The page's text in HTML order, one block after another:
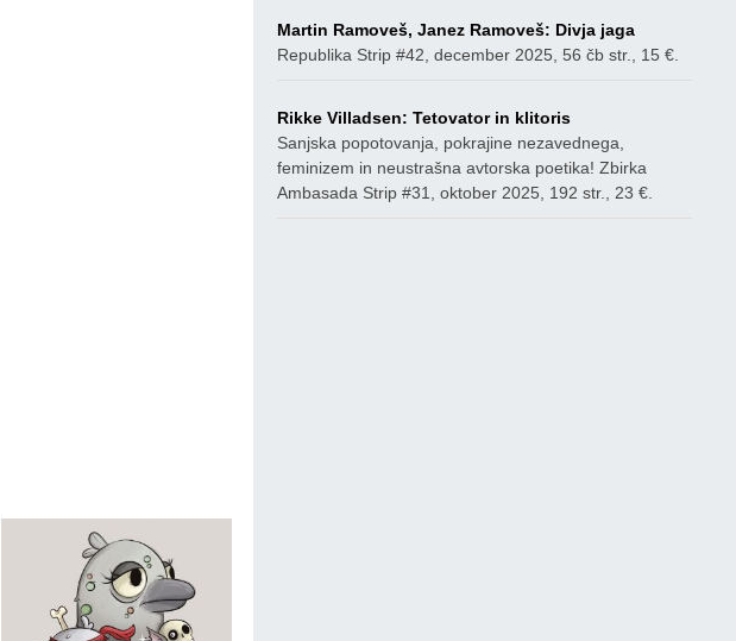
Martin Ramoveš, Janez Ramoveš: Divja jaga
Republika Strip #42, december 2025, 56 čb str., 15 €.
Rikke Villadsen: Tetovator in klitoris
Sanjska popotovanja, pokrajine nezavednega,
feminizem in neustrašna avtorska poetika! Zbirka
Ambasada Strip #31, oktober 2025, 192 str., 23 €.